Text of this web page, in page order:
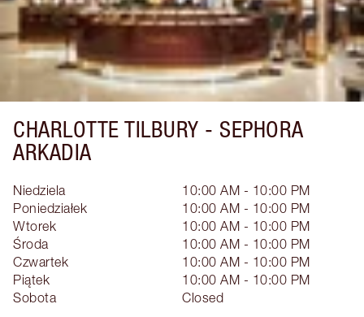
CHARLOTTE TILBURY - SEPHORA
ARKADIA
Niedziela
10:00 AM - 10:00 PM
Poniedziałek
10:00 AM - 10:00 PM
Wtorek
10:00 AM - 10:00 PM
Środa
10:00 AM - 10:00 PM
Czwartek
10:00 AM - 10:00 PM
Piątek
10:00 AM - 10:00 PM
Sobota
Closed